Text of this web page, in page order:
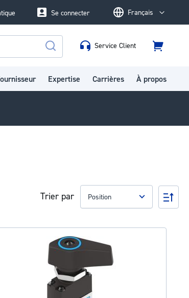
LanguageFrançais
Se connecter
Service Client
Panier
Expertise Carrières À propos
Trier par
Par